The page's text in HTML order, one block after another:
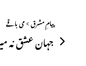
پیامِ مشرق > می باقے
جہان عشق نہ